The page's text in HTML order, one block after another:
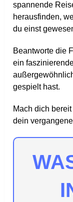
spannende
herausfinden,
du einst
Beantworte die
ein
gespielt hast.
Mach dich
dein